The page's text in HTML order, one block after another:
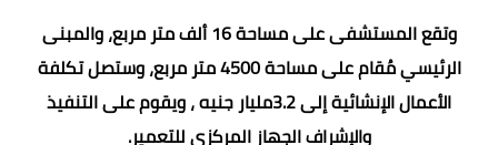
وتقع المستشفى على مساحة 16 ألف متر مربع، والمبنى
الرئيسي مُقام على مساحة 4500 متر مربع، وستصل تكلفة
الأعمال الإنشائية إلى 3.2مليار جنيه ، ويقوم على التنفيذ
والإشراف الجهاز المركزي للتعمير.